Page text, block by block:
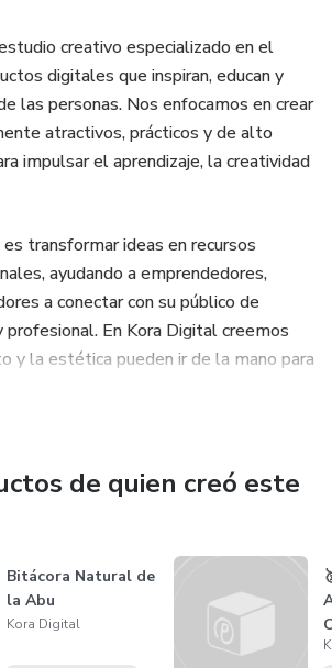
algo de ti.
dejes de sentir.
de reaccionar automáticamente.
creativo especializado en el
digitales que inspiran, educan y
las personas. Nos enfocamos en crear
atractivos, prácticos y de alto
impulsar el aprendizaje, la creatividad
transformar ideas en recursos
ayudando a emprendedores,
a conectar con su público de
profesional. En Kora Digital creemos
y la estética pueden ir de la mano para
de quien creó este
Bitácora Natural de
la Abu
Kora Digital